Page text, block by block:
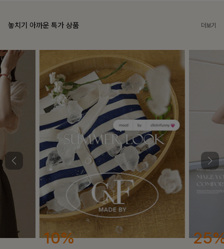
놓치기 아까운 특가 상품 더보기
25% 10%